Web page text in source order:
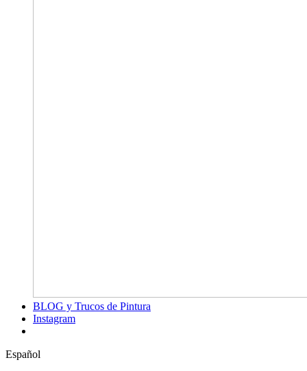
BLOG y Trucos de Pintura
Instagram
Español